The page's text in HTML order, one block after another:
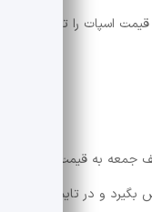
اسپات را تأیید
جمعه به قیمت
بگیرد و در تایم